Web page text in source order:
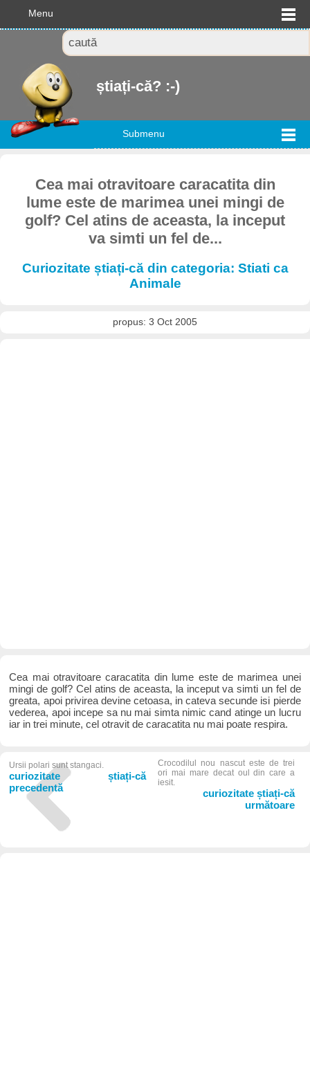
Menu
știați-că? :-)
Submenu
Cea mai otravitoare caracatita din
lume este de marimea unei mingi de
golf? Cel atins de aceasta, la inceput
va simti un fel de...
Curiozitate știați-că din categoria: Stiati ca
Animale
propus: 3 Oct 2005
Cea mai otravitoare caracatita din lume este de marimea unei
mingi de golf? Cel atins de aceasta, la inceput va simti un fel de
greata, apoi privirea devine cetoasa, in cateva secunde isi pierde
vederea, apoi incepe sa nu mai simta nimic cand atinge un lucru
iar in trei minute, cel otravit de caracatita nu mai poate respira.
Ursii polari sunt stangaci.
curiozitate știați-că
precedentă
Crocodilul nou nascut este de trei
ori mai mare decat oul din care a
iesit.
curiozitate știați-că
următoare